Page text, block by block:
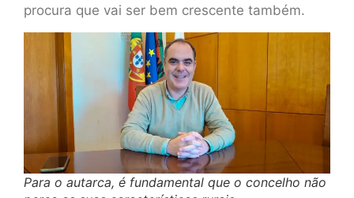
procura que vai ser bem crescente também.
Para o autarca, é fundamental que o concelho não